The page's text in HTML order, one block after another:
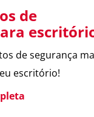
de
de segurança
escritório!